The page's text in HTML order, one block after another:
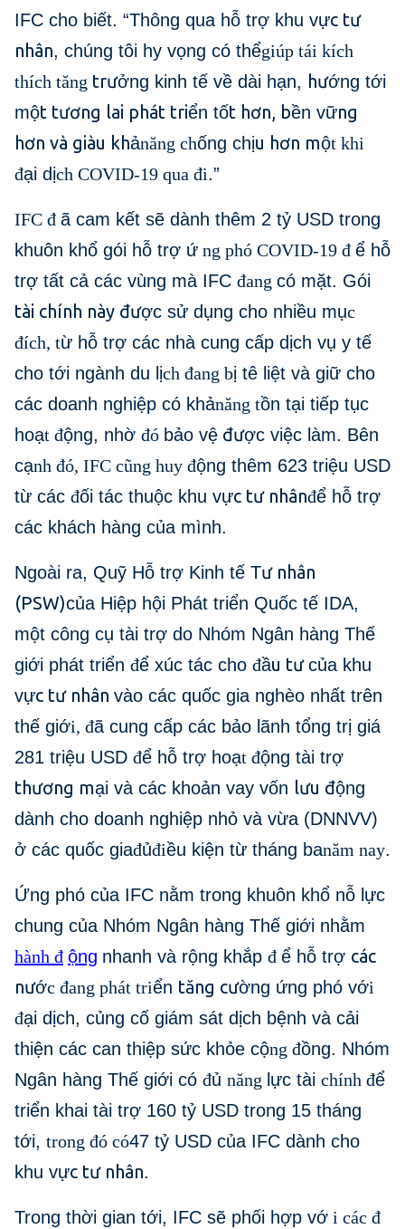
IFC cho biết. “Thông qua hỗ trợ khu vực tư
nhân, chúng tôi hy vọng có thểgiúp tái kích
thích tăng trưởng kinh tế về dài hạn, hướng tới
một tương lai phát triển tốt hơn, bền vững
hơn và giàu khảnăng chống chịu hơn một khi
đại dịch COVID-19 qua đi.”
IFC đ ã cam kết sẽ dành thêm 2 tỷ USD trong
khuôn khổ gói hỗ trợ ứ ng phó COVID-19 đ ể hỗ
trợ tất cả các vùng mà IFC đang có mặt. Gói
tài chính này được sử dụng cho nhiều mục
đích, từ hỗ trợ các nhà cung cấp dịch vụ y tế
cho tới ngành du lịch đang bị tê liệt và giữ cho
các doanh nghiệp có khảnăng tồn tại tiếp tục
hoạt động, nhờ đó bảo vệ được việc làm. Bên
cạnh đó, IFC cũng huy động thêm 623 triệu USD
từ các đối tác thuộc khu vực tư nhânđể hỗ trợ
các khách hàng của mình.
Ngoài ra, Quỹ Hỗ trợ Kinh tế Tư nhân
(PSW)của Hiệp hội Phát triển Quốc tế IDA,
một công cụ tài trợ do Nhóm Ngân hàng Thế
giới phát triển để xúc tác cho đầu tưcủa khu
vực tư nhân vào các quốc gia nghèo nhất trên
thế giới, đã cung cấp các bảo lãnh tổng trị giá
281 triệu USD để hỗ trợ hoạt động tài trợ
thương mại và các khoản vay vốn lưu động
dành cho doanh nghiệp nhỏ và vừa (DNNVV)
ở các quốc giađủđiều kiện từ tháng banăm nay.
Ứng phó của IFC nằm trong khuôn khổ nỗ lực
chung của Nhóm Ngân hàng Thế giới nhằm
hành đ ộng nhanh và rộng khắp đ ể hỗ trợ các
nước đang phát triển tăng cường ứng phó với
đại dịch, củng cố giám sát dịch bệnh và cải
thiện các can thiệp sức khỏe cộng đồng. Nhóm
Ngân hàng Thế giới có đủ năng lực tài chính để
triển khai tài trợ 160 tỷ USD trong 15 tháng
tới, trong đó có47 tỷ USD của IFC dành cho
khu vực tư nhân.
Trong thời gian tới, IFC sẽ phối hợp vớ i các đ